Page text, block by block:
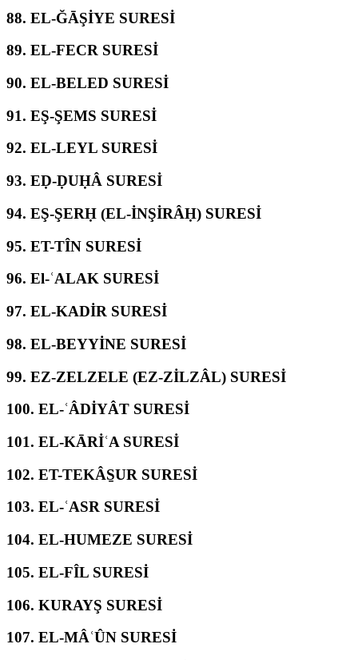
88. EL-ĞĀŞİYE SURESİ
89. EL-FECR SURESİ
90. EL-BELED SURESİ
91. EŞ-ŞEMS SURESİ
92. EL-LEYL SURESİ
93. EḌ-ḌUḤÂ SURESİ
94. EŞ-ŞERḤ (EL-İNŞİRÂḤ) SURESİ
95. ET-TÎN SURESİ
96. El-ʿALAK SURESİ
97. EL-KADİR SURESİ
98. EL-BEYYİNE SURESİ
99. EZ-ZELZELE (EZ-ZİLZÂL) SURESİ
100. EL-ʿÂDİYÂT SURESİ
101. EL-KĀRİʿA SURESİ
102. ET-TEKÂS̱UR SURESİ
103. EL-ʿASR SURESİ
104. EL-HUMEZE SURESİ
105. EL-FÎL SURESİ
106. KURAYŞ SURESİ
107. EL-MÂʿÛN SURESİ